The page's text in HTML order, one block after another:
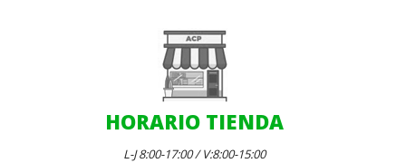
HORARIO TIENDA
L-J 8:00-17:00 / V:8:00-15:00